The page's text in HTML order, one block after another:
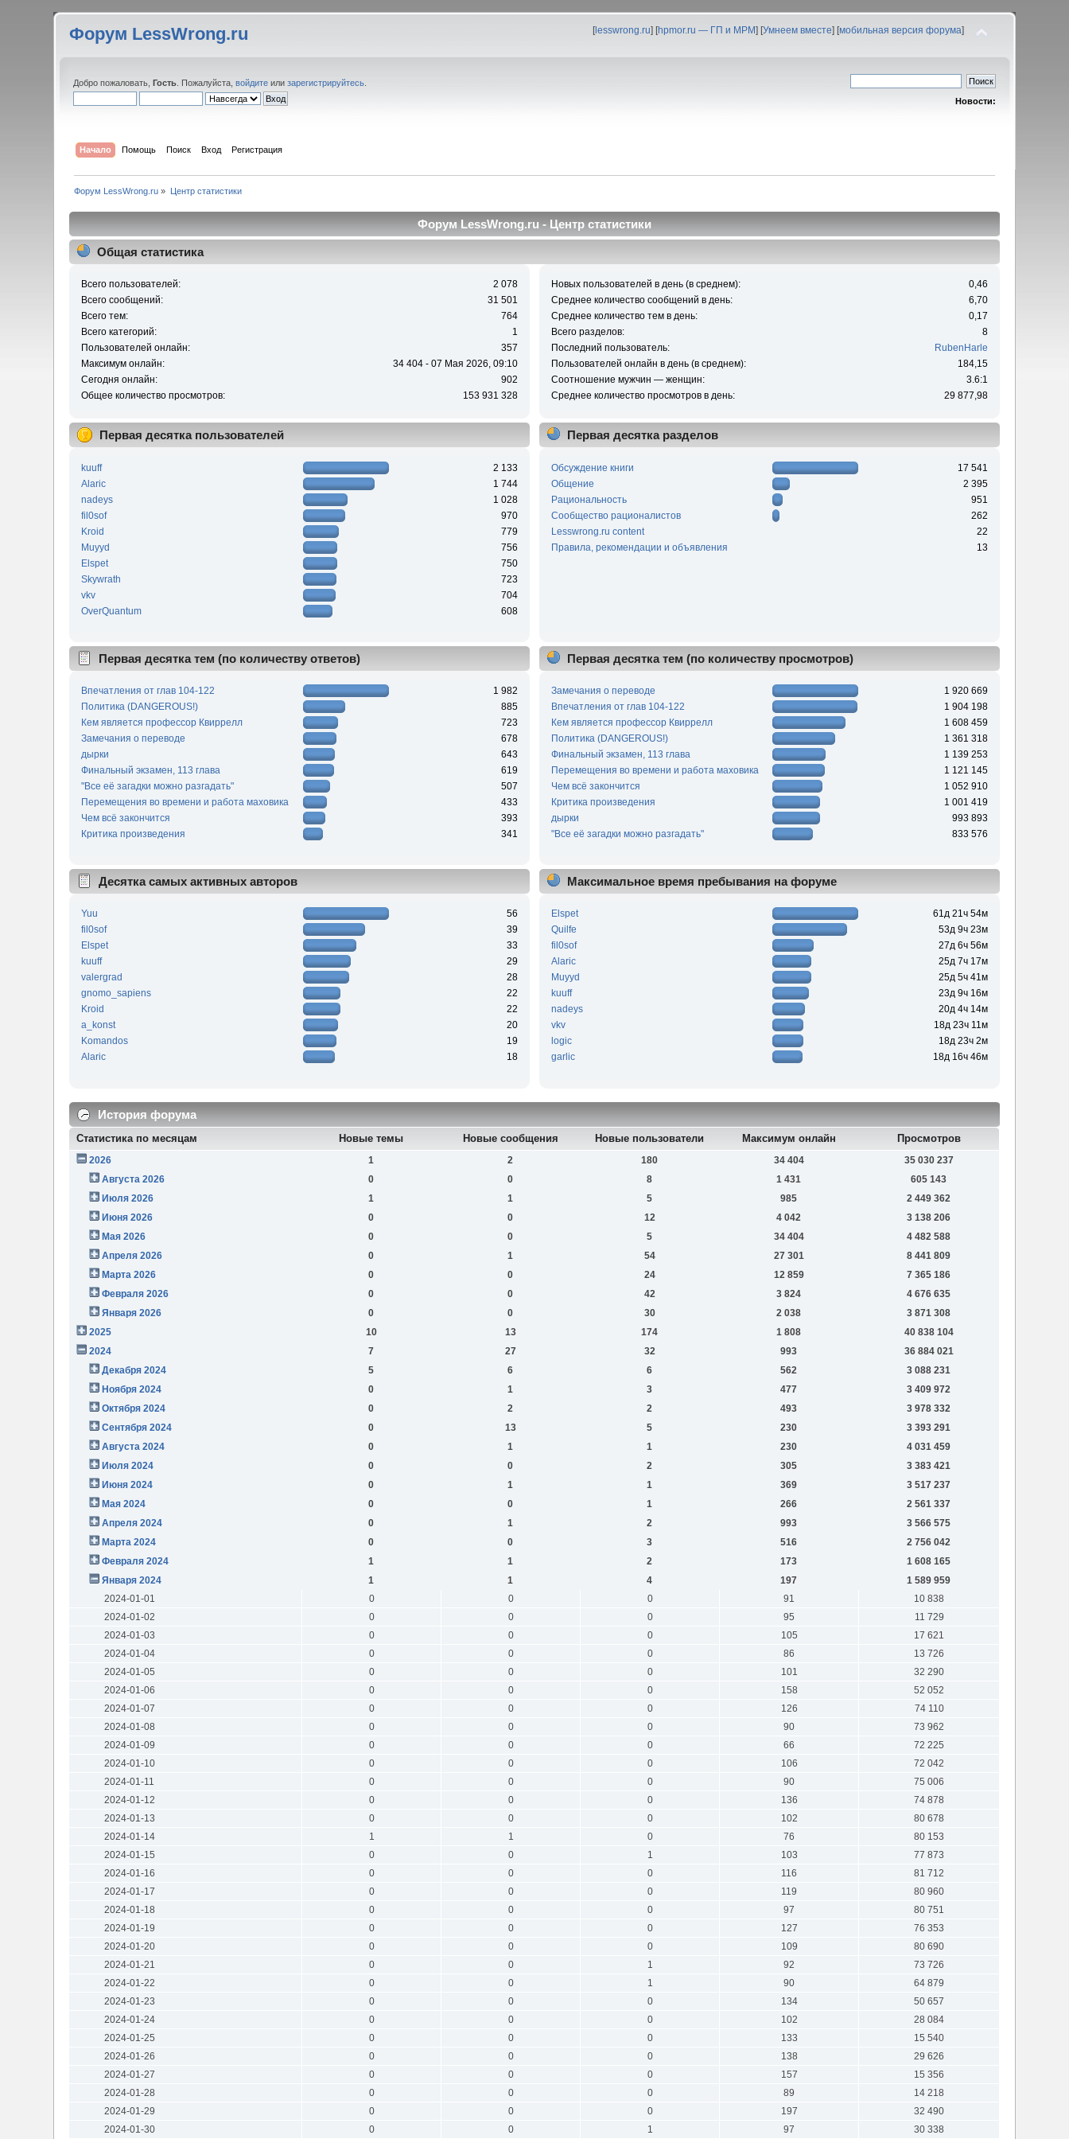
Форум LessWrong.ru [lesswrong.ru] [hpmor.ru — ГП и МРМ] [Умнеем вместе] [мобильная версия форума]
Добро пожаловать,Гость . Пожалуйста,войдите илизарегистрируйтесь
Новости:
Начало Помощь Поиск Вход Регистрация
Форум LessWrong.ru » Центр статистики
Форум LessWrong.ru - Центр статистики
Общая статистика
Всего пользователей:
2 078
Всего сообщений:
31 501
Всего тем:
764
Всего категорий:
1
Пользователей онлайн:
357
Максимум онлайн:
34 404 - 07 Мая 2026, 09:10
Сегодня онлайн:
902
Общее количество просмотров:
153 931 328
Новых пользователей в день (в среднем):
0,46
Среднее количество сообщений в день:
6,70
Среднее количество тем в день:
0,17
Всего разделов:
8
Последний пользователь:
RubenHarle
Пользователей онлайн в день (в среднем):
184,15
Соотношение мужчин — женщин:
3.6:1
Среднее количество просмотров в день:
29 877,98
Первая десятка пользователей
kuuff
2 133
Alaric
1 744
nadeys
1 028
fil0sof
970
Kroid
779
Muyyd
756
Elspet
750
Skywrath
723
vkv
704
OverQuantum
608
Первая десятка разделов
Обсуждение книги
17 541
Общение
2 395
Рациональность
951
Сообщество рационалистов
262
Lesswrong.ru content
22
Правила, рекомендации и объявления
13
Первая десятка тем (по количеству ответов)
Впечатления от глав 104-122
1 982
Политика (DANGEROUS!)
885
Кем является профессор Квиррелл
723
Замечания о переводе
678
дырки
643
Финальный экзамен, 113 глава
619
"Все её загадки можно разгадать"
507
Перемещения во времени и работа маховика
433
Чем всё закончится
393
Критика произведения
341
Первая десятка тем (по количеству просмотров)
Замечания о переводе
1 920 669
Впечатления от глав 104-122
1 904 198
Кем является профессор Квиррелл
1 608 459
Политика (DANGEROUS!)
1 361 318
Финальный экзамен, 113 глава
1 139 253
Перемещения во времени и работа маховика
1 121 145
Чем всё закончится
1 052 910
Критика произведения
1 001 419
дырки
993 893
"Все её загадки можно разгадать"
833 576
Десятка самых активных авторов
Yuu
56
fil0sof
39
Elspet
33
kuuff
29
valergrad
28
gnomo_sapiens
22
Kroid
22
a_konst
20
Komandos
19
Alaric
18
Максимальное время пребывания на форуме
Elspet
61д 21ч 54м
Quilfe
53д 9ч 23м
fil0sof
27д 6ч 56м
Alaric
25д 7ч 17м
Muyyd
25д 5ч 41м
kuuff
23д 9ч 16м
nadeys
20д 4ч 14м
vkv
18д 23ч 11м
logic
18д 23ч 2м
garlic
18д 16ч 46м
История форума
Статистика по месяцам Новые темы Новые сообщения Новые пользователи Максимум онлайн Просмотров
2026 1 2 180 34 404
35 030 237
Августа 2026
0 0 8 1 431
605 143
Июля 2026
1 1 5 985
2 449 362
Июня 2026
0 0 12 4 042
3 138 206
Мая 2026
0 0 5 34 404
4 482 588
Апреля 2026
0 1 54 27 301
8 441 809
Марта 2026
0 0 24 12 859
7 365 186
Февраля 2026
0 0 42 3 824
4 676 635
Января 2026
0 0 30 2 038
3 871 308
2025
10 13 174 1 808
40 838 104
2024
7 27 32 993
36 884 021
Декабря 2024
5 6 6 562
3 088 231
Ноября 2024
0 1 3 477
3 409 972
Октября 2024
0 2 2 493
3 978 332
Сентября 2024
0 13 5 230
3 393 291
Августа 2024
0 1 1 230
4 031 459
Июля 2024
0 0 2 305
3 383 421
Июня 2024
0 1 1 369
3 517 237
Мая 2024
0 0 1 266
2 561 337
Апреля 2024
0 1 2 993
3 566 575
Марта 2024
0 0 3 516
2 756 042
Февраля 2024
1 1 2 173
1 608 165
Января 2024
1 1 4 197
1 589 959
2024-01-01
0 0 0 91
10 838
2024-01-02
0 0 0 95
11 729
2024-01-03
0 0 0 105
17 621
2024-01-04
0 0 0 86
13 726
2024-01-05
0 0 0 101
32 290
2024-01-06
0 0 0 158
52 052
2024-01-07
0 0 0 126
74 110
2024-01-08
0 0 0 90
73 962
2024-01-09
0 0 0 66
72 225
2024-01-10
0 0 0 106
72 042
2024-01-11
0 0 0 90
75 006
2024-01-12
0 0 0 136
74 878
2024-01-13
0 0 0 102
80 678
2024-01-14
1 1 0 76
80 153
2024-01-15
0 0 1 103
77 873
2024-01-16
0 0 0 116
81 712
2024-01-17
0 0 0 119
80 960
2024-01-18
0 0 0 97
80 751
2024-01-19
0 0 0 127
76 353
2024-01-20
0 0 0 109
80 690
2024-01-21
0 0 1 92
73 726
2024-01-22
0 0 1 90
64 879
2024-01-23
0 0 0 134
50 657
2024-01-24
0 0 0 102
28 084
2024-01-25
0 0 0 133
15 540
2024-01-26
0 0 0 138
29 626
2024-01-27
0 0 0 157
15 356
2024-01-28
0 0 0 89
14 218
2024-01-29
0 0 0 197
32 490
2024-01-30
0 0 1 97 30 338